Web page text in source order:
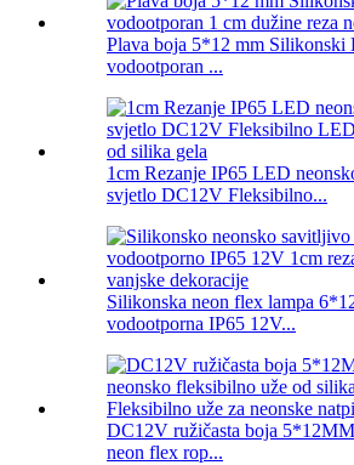
Plava boja 5*12 mm Silikonski
vodootporan ...
1cm Rezanje IP65 LED
svjetlo DC12V Fleksibilno...
Silikonska neon flex lampa
vodootporna IP65 12V...
DC12V ružičasta boja
neon flex rop...